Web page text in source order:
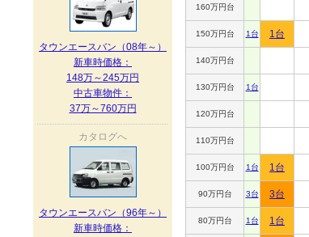
タウンエースバン（08年～）
新車時価格：
148万～245万円
中古車物件：
37万～760万円
カタログへ
タウンエースバン（96年～）
新車時価格：
160万円台
150万円台 1台 1台
140万円台
130万円台 1台
120万円台
110万円台
100万円台 1台 1台
90万円台 3台 3台
80万円台 1台 1台